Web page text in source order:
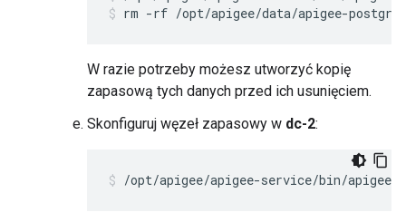
rm -rf /opt/apigee/data/apigee-
W razie potrzeby możesz utworzyć kopię
zapasową tych danych przed ich usunięciem.
Skonfiguruj węzeł zapasowy w dc-2:
/opt/apigee/apigee-service/bin/